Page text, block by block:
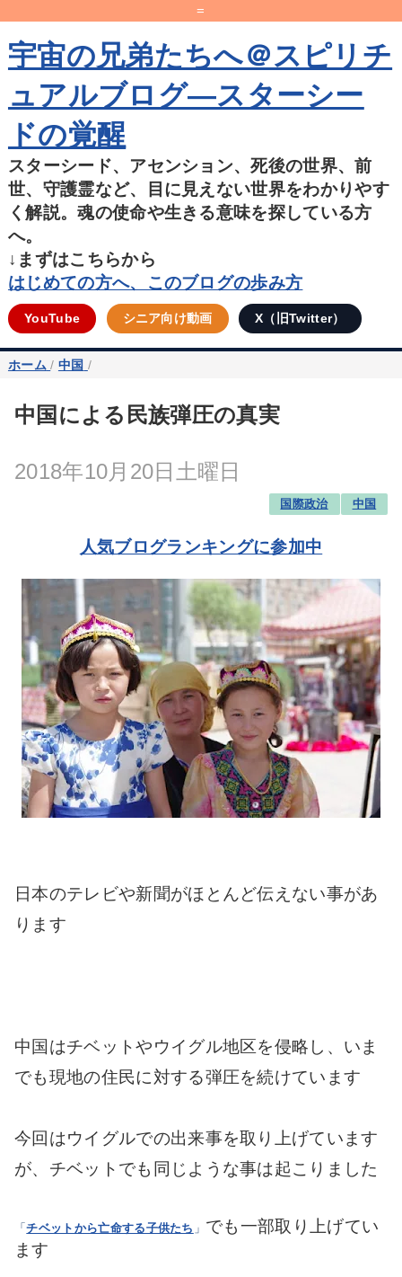
=
宇宙の兄弟たちへ＠スピリチ
ュアルブログ―スターシー
ドの覚醒
スターシード、アセンション、死後の世界、前
世、守護霊など、目に見えない世界をわかりやす
く解説。魂の使命や生きる意味を探している方
へ。
↓まずはこちらから
はじめての方へ、このブログの歩み方
YouTube シニア向け動画 X（旧Twitter）
ホーム / 中国 /
中国による民族弾圧の真実
2018年10月20日土曜日
国際政治 中国
人気ブログランキングに参加中
日本のテレビや新聞がほとんど伝えない事があ
ります
中国はチベットやウイグル地区を侵略し、いま
でも現地の住民に対する弾圧を続けています
今回はウイグルでの出来事を取り上げています
が、チベットでも同じような事は起こりました
「チベットから亡命する子供たち 」 でも一部取り上げてい
ます